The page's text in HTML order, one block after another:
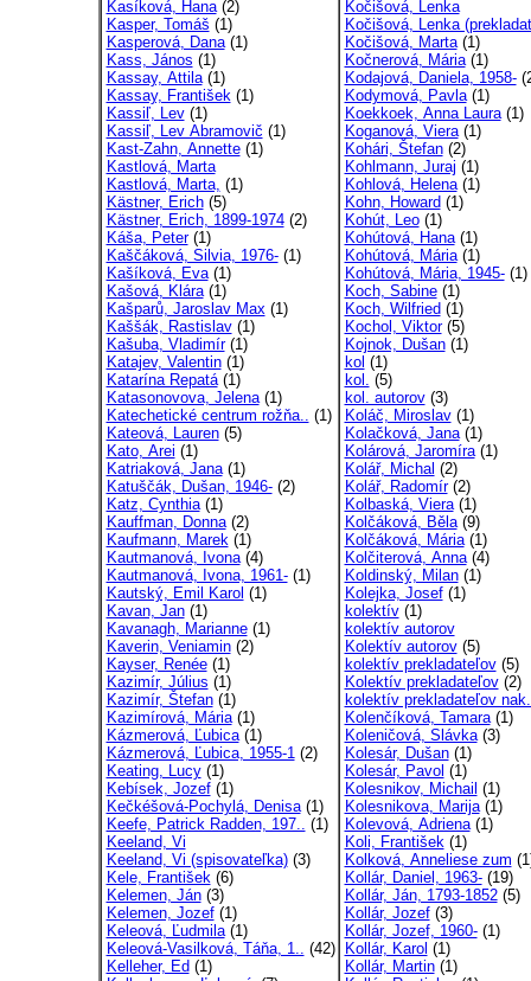
Kasíková, Hana(2)
Kasper, Tomáš (1)
Kasperová, Dana(1)
Kass, János (1)
Kassay, Attila(1)
Kassay, František(1)
Kassiľ, Lev(1)
Kassiľ, Lev Abramovič (1)
Kast-Zahn, Annette(1)
Kastlová, Marta
Kastlová, Marta, (1)
Kästner, Erich(5)
Kästner, Erich, 1899-1974(2)
Káša, Peter(1)
Kaščáková, Silvia, 1976-(1)
Kašíková, Eva(1)
Kašová, Klára(1)
Kašparů, Jaroslav Max(1)
Kaššák, Rastislav(1)
Kašuba, Vladimír(1)
Katajev, Valentin(1)
Katarína Repatá(1)
Katasonovova, Jelena(1)
Katechetické centrum rožňa.. (1)
Kateová, Lauren(5)
Kato, Arei (1)
Katriaková, Jana(1)
Katuščák, Dušan, 1946-(2)
Katz, Cynthia(1)
Kauffman, Donna(2)
Kaufmann, Marek(1)
Kautmanová, Ivona(4)
Kautmanová, Ivona, 1961-(1)
Kautský, Emil Karol (1)
Kavan, Jan(1)
Kavanagh, Marianne(1)
Kaverin, Veniamin(2)
Kayser, Renée(1)
Kazimír, Július (1)
Kazimír, Štefan(1)
Kazimírová, Mária(1)
Kázmerová, Ľubica(1)
Kázmerová, Ľubica, 1955-1(2)
Keating, Lucy(1)
Kebísek, Jozef(1)
Kečkéšová-Pochylá, Denisa(1)
Keefe, Patrick Radden, 197.. (1)
Keeland, Vi
Keeland, Vi (spisovateľka)(3)
Kele, František(6)
Kelemen, Ján(3)
Kelemen, Jozef(1)
Keleová, Ľudmila(1)
Keleová-Vasilková, Táňa, 1.. (42)
Kelleher, Ed (1)
Kočišová, Lenka
Kočišová, Lenka
Kočišová, Marta(1)
Kočnerová, Mária(1)
Kodajová, Daniela, 1958-
Kodymová, Pavla(1)
Koekkoek, Anna Laura(1)
Koganová, Viera(1)
Kohári, Štefan(2)
Kohlmann, Juraj (1)
Kohlová, Helena(1)
Kohn, Howard (1)
Kohút, Leo(1)
Kohútová, Hana(1)
Kohútová, Mária(1)
Kohútová, Mária, 1945-(1)
Koch, Sabine(1)
Koch, Wilfried (1)
Kochol, Viktor(5)
Kojnok, Dušan(1)
kol (1)
kol. (5)
kol. autorov(3)
Koláč, Miroslav(1)
Kolačková, Jana(1)
Kolárová, Jaromíra(1)
Kolář, Michal (2)
Kolář, Radomír(2)
Kolbaská, Viera(1)
Kolčáková, Běla(9)
Kolčáková, Mária(1)
Kolčiterová, Anna(4)
Koldinský, Milan(1)
Kolejka, Josef(1)
kolektív(1)
kolektív autorov
Kolektív autorov(5)
kolektív prekladateľov(5)
Kolektív prekladateľov(2)
kolektív prekladateľov
Kolenčíková, Tamara(1)
Koleničová, Slávka(3)
Kolesár, Dušan(1)
Kolesár, Pavol (1)
Kolesnikov, Michail (1)
Kolesnikova, Marija(1)
Kolevová, Adriena(1)
Koli, František(1)
Kolková, Anneliese zum
Kollár, Daniel, 1963-(19)
Kollár, Ján, 1793-1852(5)
Kollár, Jozef(3)
Kollár, Jozef, 1960-(1)
Kollár, Karol (1)
Kollár, Martin(1)